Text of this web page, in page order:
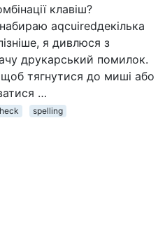
клавіш?
aqcuiredдекілька
я дивлюся з
друкарський помилок.
щоб тягнутися до миші або
…
spelling